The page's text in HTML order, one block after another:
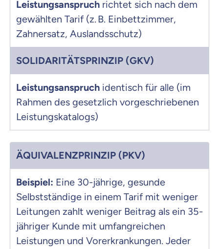
Leistungsanspruch richtet sich nach dem
gewählten Tarif (z. B. Einbettzimmer,
Zahnersatz, Auslandsschutz)
SOLIDARITÄTSPRINZIP (GKV)
Leistungsanspruch identisch für alle (im
Rahmen des gesetzlich vorgeschriebenen
Leistungskatalogs)
ÄQUIVALENZPRINZIP (PKV)
Beispiel: Eine 30-jährige, gesunde
Selbstständige in einem Tarif mit weniger
Leitungen zahlt weniger Beitrag als ein 35-
jähriger Kunde mit umfangreichen
Leistungen und Vorerkrankungen. Jeder